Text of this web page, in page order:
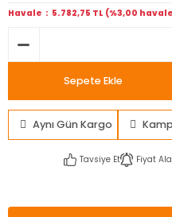
Havale
5.782,75 TL (%3,00
Sepete Ekle
Aynı Gün Kargo
Tavsiye Et Fiyat